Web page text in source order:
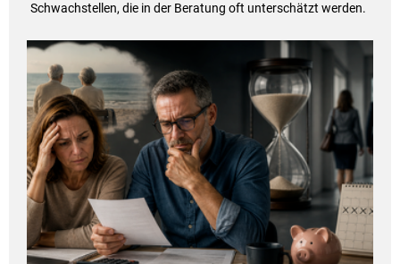
Schwachstellen, die in der Beratung oft unterschätzt werden.